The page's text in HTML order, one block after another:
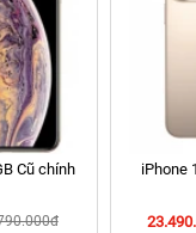
Cũ chính
iPhone